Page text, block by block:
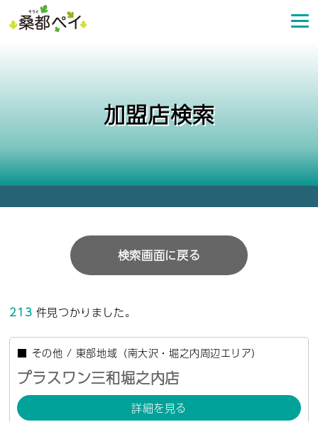
ン
プ
加盟店検索
検索画面に戻る
213 件見つかりました。
■ その他 / 東部地域（南大沢・堀之内周辺エリア）
プラスワン三和堀之内店
詳細を見る